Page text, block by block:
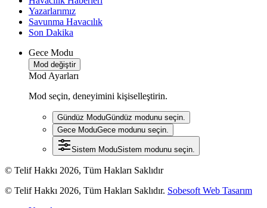
Yazarlarımız
Savunma Havacılık
Son Dakika
Gece Modu
Mod değiştir
Mod Ayarları
Mod seçin, deneyimini kişiselleştirin.
Gündüz ModuGündüz modunu seçin.
Gece ModuGece modunu seçin.
Sistem ModuSistem modunu seçin.
© Telif Hakkı 2026, Tüm Hakları Saklıdır
© Telif Hakkı 2026, Tüm Hakları Saklıdır. Sobesoft Web Tasarım